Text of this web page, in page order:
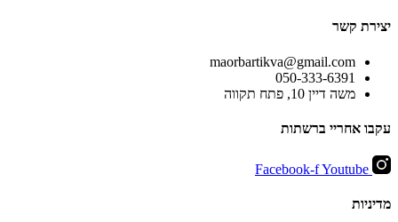
יצירת קשר
maorbartikva@gmail.com
משה דיין 10, פתח תקווה
עקבו אחריי ברשתות
Facebook-fYoutube
מדיניות